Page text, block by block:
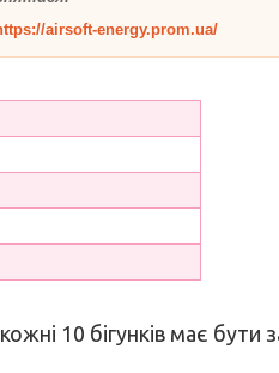
airsoft-energy.prom.ua/
10 бігунків має